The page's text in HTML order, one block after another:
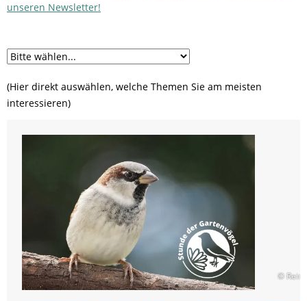
unseren Newsletter!
(Hier direkt auswählen, welche Themen Sie am meisten
interessieren)
©